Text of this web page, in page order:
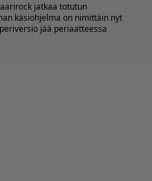
jatkaa totutun
käsiohjelma on nimittäin nyt
jää periaatteessa